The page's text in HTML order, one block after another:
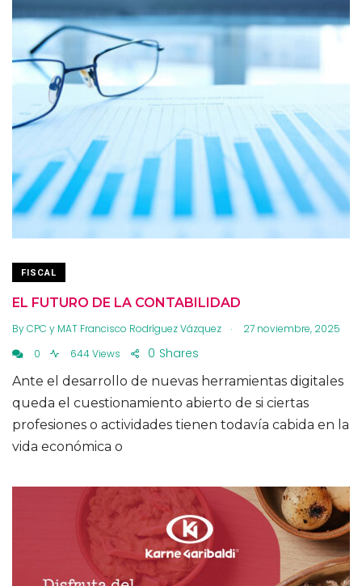
FISCAL
EL FUTURO DE LA CONTABILIDAD
ByCPC y MAT Francisco Rodríguez Vázquez .
27 noviembre, 2025
0
644 Views Shares
0
Ante el desarrollo de nuevas herramientas digitales
queda el cuestionamiento abierto de si ciertas
profesiones o actividades tienen todavía cabida en la
vida económica o